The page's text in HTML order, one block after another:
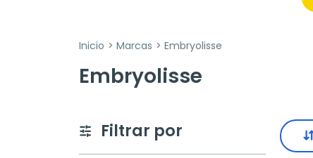
Inicio Marcas Embryolisse
Embryolisse
Filtrar por